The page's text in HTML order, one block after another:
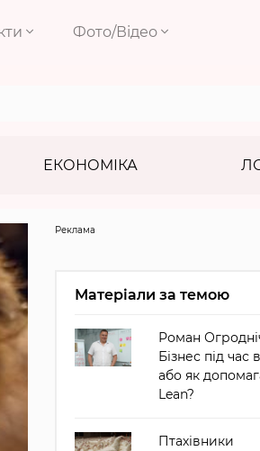
Фото/Відео
ЕКОНОМІКА
Реклама
Матеріали за темою
Роман
Бізнес під час
або як
Lean?
Птахівники